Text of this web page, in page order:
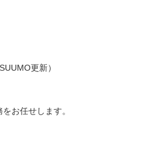
更新）
お任せします。